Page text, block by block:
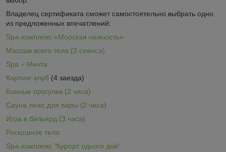
Владелец сертификата сможет самостоятельно выбрать одно
из предложенных впечатлений:
Spa-комплекс «Морская нежность»
Массаж всего тела (3 сеанса)
Spa – Мечта
Картинг-клуб (4 заезда)
Конные прогулки (2 часа)
Сауна люкс для пары (2 часа)
Игра в бильярд (3 часа)
Роскошное тело
Spa-комплекс "Курорт одного дня"